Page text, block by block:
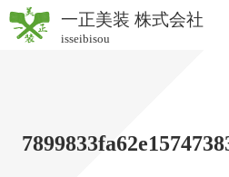
一正美装 株式会社
isseibisou